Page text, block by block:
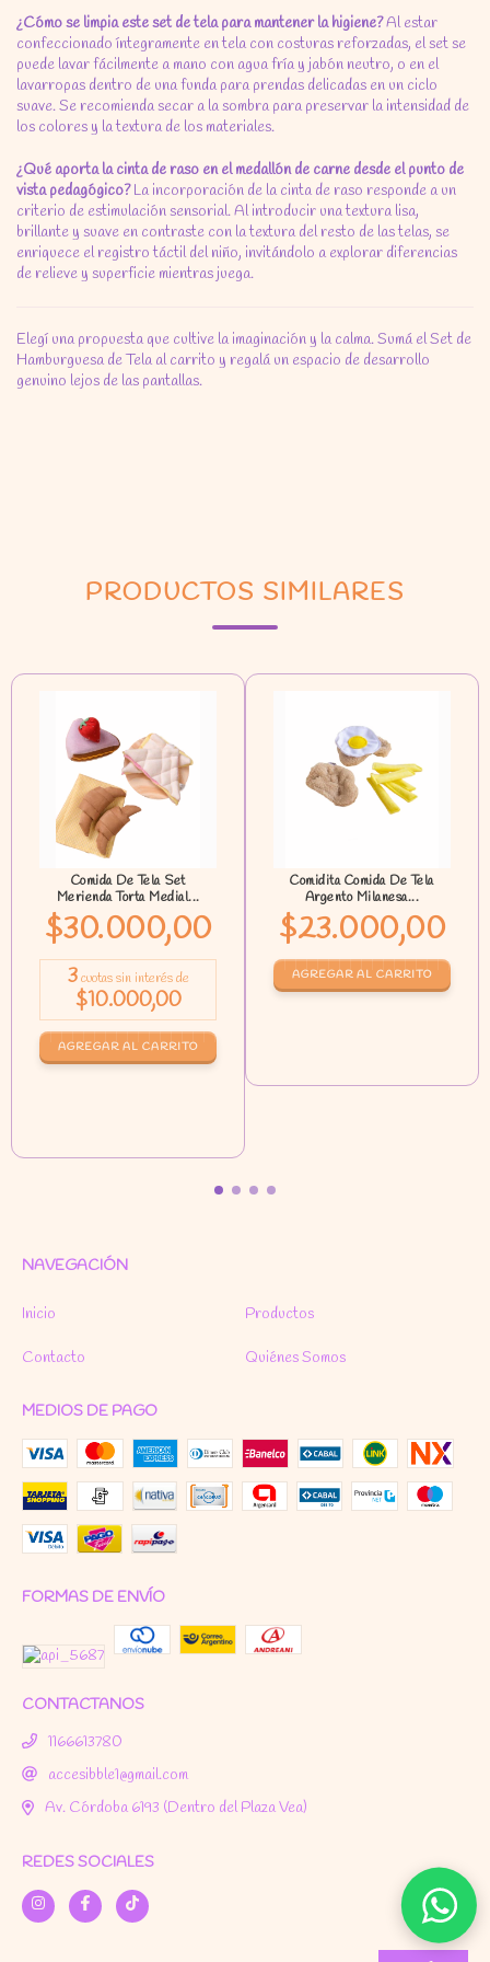
¿Cómo se limpia este set de tela para mantener la higiene?Al estar
confeccionado íntegramente en tela con costuras reforzadas, el set se
puede lavar fácilmente a mano con agua fría y jabón neutro, o en el
lavarropas dentro de una funda para prendas delicadas en un ciclo
suave. Se recomienda secar a la sombra para preservar la intensidad de
los colores y la textura de los materiales.
¿Qué aporta la cinta de raso en el medallón de carne desde el punto de
vista pedagógico?La incorporación de la cinta de raso responde a un
criterio de estimulación sensorial. Al introducir una textura lisa,
brillante y suave en contraste con la textura del resto de las telas, se
enriquece el registro táctil del niño, invitándolo a explorar diferencias
de relieve y superficie mientras juega.
Elegí una propuesta que cultive la imaginación y la calma. Sumá el Set de
Hamburguesa de Tela al carrito y regalá un espacio de desarrollo
genuino lejos de las pantallas.
PRODUCTOS SIMILARES
Comida De Tela Set
Merienda Torta Medial...
$30.000,00
3 cuotas sin interés de
$10.000,00
Comidita Comida De Tela
Argento Milanesa...
$23.000,00
NAVEGACIÓN
Inicio Productos
Contacto Quiénes Somos
MEDIOS DE PAGO
FORMAS DE ENVÍO
CONTACTANOS
1166613780
accesibble1@gmail.com
Av. Córdoba 6193 (Dentro del Plaza Vea)
REDES SOCIALES